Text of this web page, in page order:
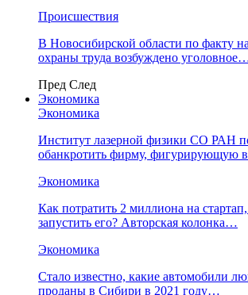
Происшествия
В Новосибирской области по факту
охраны труда возбуждено
Пред След
Экономика
Экономика
Институт лазерной физики СО РАН
обанкротить фирму, фигурирующую
Экономика
Как потратить 2 миллиона на
запустить его? Авторская колонка…
Экономика
Стало известно, какие автомобили
проданы в Сибири в 2021 году…